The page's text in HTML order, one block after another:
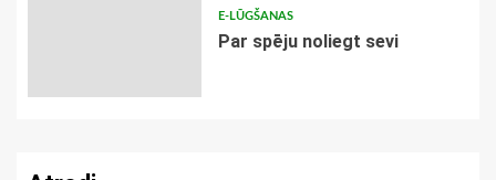
E-LŪGŠANAS
Par spēju noliegt sevi